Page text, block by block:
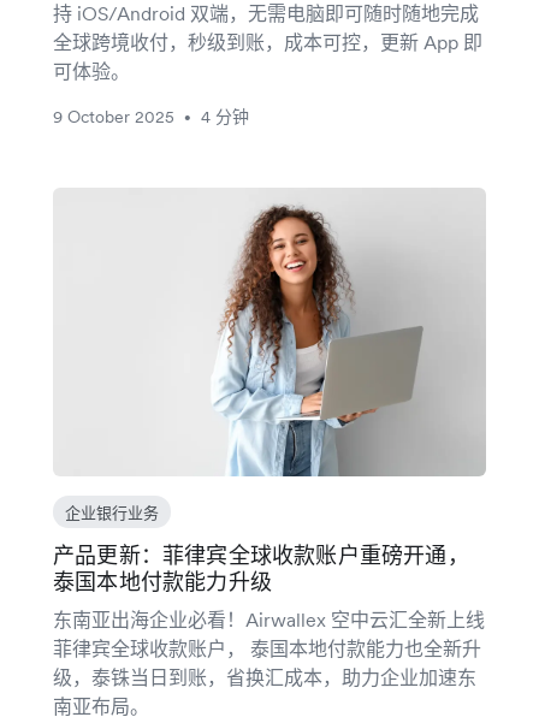
持 iOS/Android 双端，无需电脑即可随时随地完成
全球跨境收付，秒级到账，成本可控，更新 App 即
可体验。
9 October 2025 • 4 分钟
企业银行业务
产品更新：菲律宾全球收款账户重磅开通，
泰国本地付款能力升级
东南亚出海企业必看！Airwallex 空中云汇全新上线
菲律宾全球收款账户， 泰国本地付款能力也全新升
级，泰铢当日到账，省换汇成本，助力企业加速东
南亚布局。